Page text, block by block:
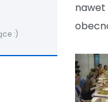
:)
nawet